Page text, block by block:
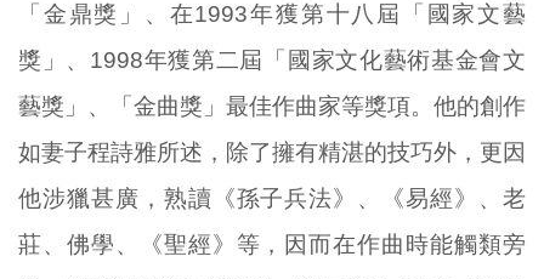
「金鼎獎」、在1993年獲第十八屆「國家文藝
獎」、1998年獲第二屆「國家文化藝術基金會文
藝獎」、「金曲獎」最佳作曲家等獎項。他的創作
如妻子程詩雅所述，除了擁有精湛的技巧外，更因
他涉獵甚廣，熟讀《孫子兵法》、《易經》、老
莊、佛學、《聖經》等，因而在作曲時能觸類旁